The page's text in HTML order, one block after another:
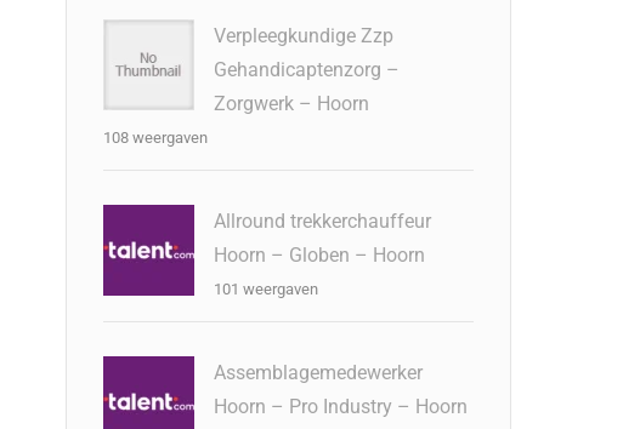
Verpleegkundige Zzp
Gehandicaptenzorg –
Zorgwerk – Hoorn
108 weergaven
Allround trekkerchauffeur
Hoorn – Globen – Hoorn
101 weergaven
Assemblagemedewerker
Hoorn – Pro Industry – Hoorn